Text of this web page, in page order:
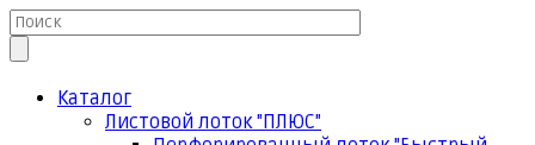
Каталог
Листовой лоток "ПЛЮС"